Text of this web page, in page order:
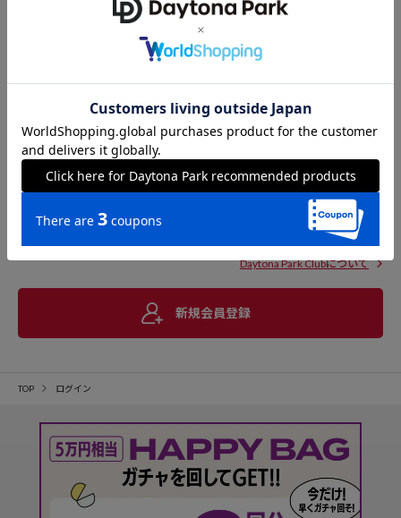
Daytona Park Clubについて
新規会員登録
TOP ログイン